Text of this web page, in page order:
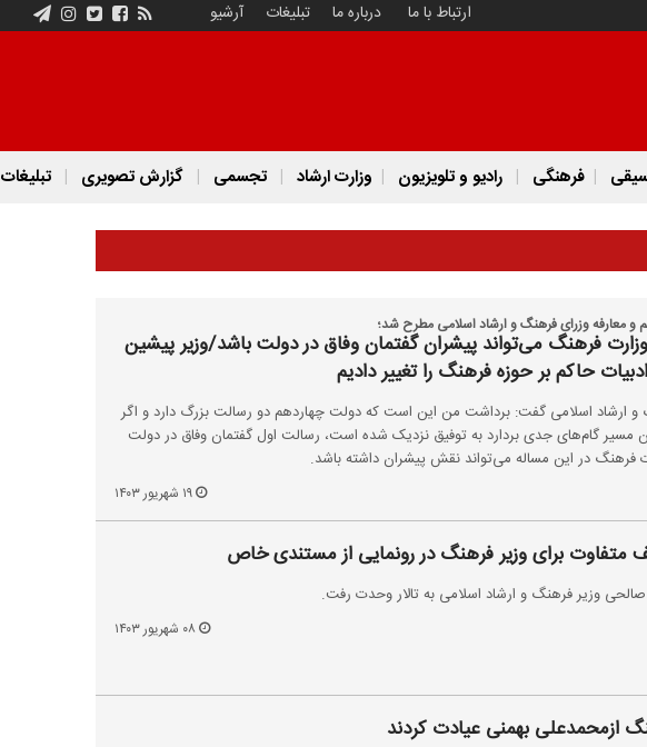
ارتباط با ما درباره ما تبلیغات آرشیو
فرهنگی رادیو و تلویزیون وزارت ارشاد تجسمی گزارش تصویری تبلیغات
و معارفه وزرای فرهنگ و ارشاد اسلامی مطرح شد؛
فرهنگ می‌تواند پیشران گفتمان وفاق در دولت باشد/وزیر پیشین
حاکم بر حوزه فرهنگ را تغییر دادیم
و ارشاد اسلامی گفت: برداشت من این است که دولت چهاردهم دو رسالت بزرگ دارد و اگر
مسیر گام‌های جدی بردارد به توفیق نزدیک شده است، رسالت اول گفتمان وفاق در دولت
فرهنگ در این مساله می‌تواند نقش پیشران داشته باشد.
۱۹ شهریور ۱۴۰۳
متفاوت برای وزیر فرهنگ در رونمایی از مستندی خاص
وزیر فرهنگ و ارشاد اسلامی به تالار وحدت رفت.
ازمحمدعلی بهمنی عیادت کردند